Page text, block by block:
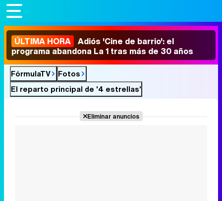
ÚLTIMA HORA Adiós 'Cine de barrio': el
programa abandona La 1 tras más de 30 años
FórmulaTV
Fotos
El reparto principal de '4 estrellas'
Eliminar anuncios